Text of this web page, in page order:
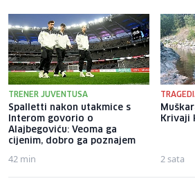
TRENER JUVENTUSA
Spalletti nakon utakmice s
Interom govorio o
Alajbegoviću: Veoma ga
cijenim, dobro ga poznajem
42 min
Krivaji
2 sata